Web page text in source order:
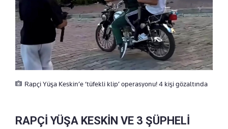
Rapçi Yüşa Keskin’e ‘tüfekli klip’ operasyonu! 4 kişi gözaltında
RAPÇİ YÜŞA KESKİN VE 3 ŞÜPHELİ